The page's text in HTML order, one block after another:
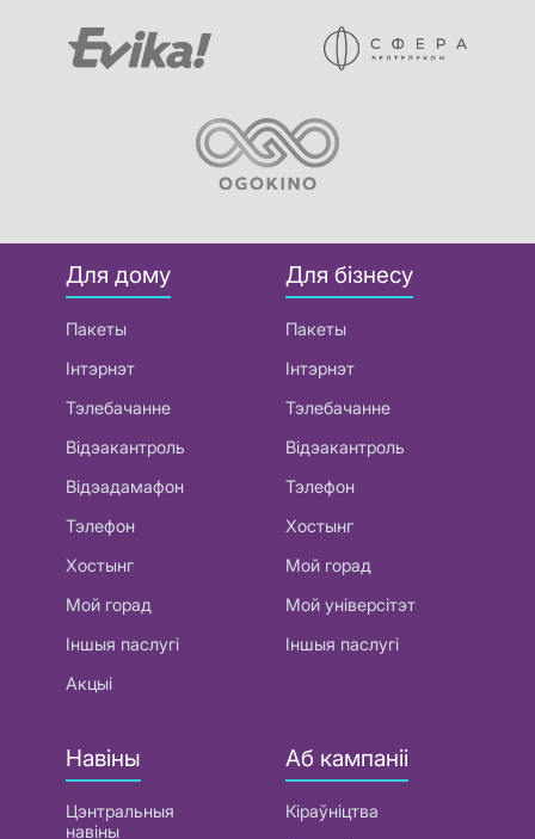
Для дому
Пакеты
Інтэрнэт
Тэлебачанне
Відэакантроль
Відэадамафон
Тэлефон
Хостынг
Мой горад
Іншыя паслугі
Акцыі
Для бізнесу
Пакеты
Інтэрнэт
Тэлебачанне
Відэакантроль
Тэлефон
Хостынг
Мой горад
Мой універсітэт
Іншыя паслугі
Навіны
Цэнтральныя
навіны
Аб кампаніі
Кіраўніцтва